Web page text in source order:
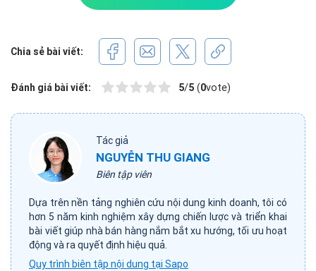
Chia sẻ bài viết:
Đánh giá bài viết: 5/5 (0vote)
Tác giả
NGUYỄN THU GIANG
Biên tập viên
Dựa trên nền tảng nghiên cứu nội dung kinh doanh, tôi có
hơn 5 năm kinh nghiệm xây dựng chiến lược và triển khai
bài viết giúp nhà bán hàng nắm bắt xu hướng, tối ưu hoạt
động và ra quyết định hiệu quả.
Quy trình biên tập nội dung tại Sapo